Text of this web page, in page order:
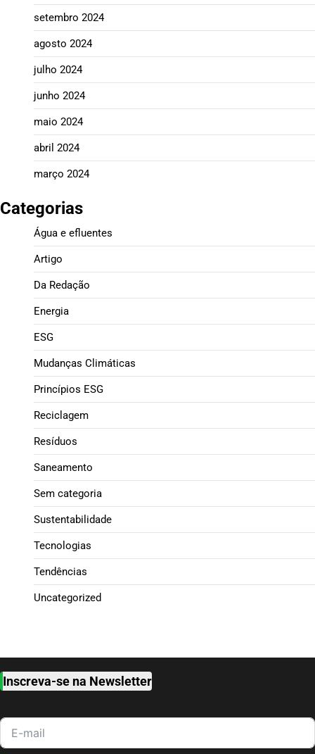
setembro 2024
agosto 2024
julho 2024
junho 2024
maio 2024
abril 2024
março 2024
Categorias
Água e efluentes
Artigo
Da Redação
Energia
ESG
Mudanças Climáticas
Princípios ESG
Reciclagem
Resíduos
Saneamento
Sem categoria
Sustentabilidade
Tecnologias
Tendências
Uncategorized
Inscreva-se na Newsletter